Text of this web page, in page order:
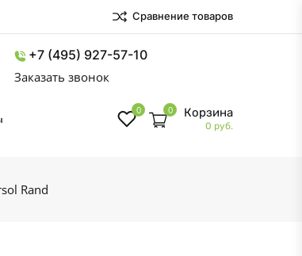
Сравнение товаров
+7 (495) 927-57-10
Заказать звонок
0 0 Корзина
0 руб.
Rand